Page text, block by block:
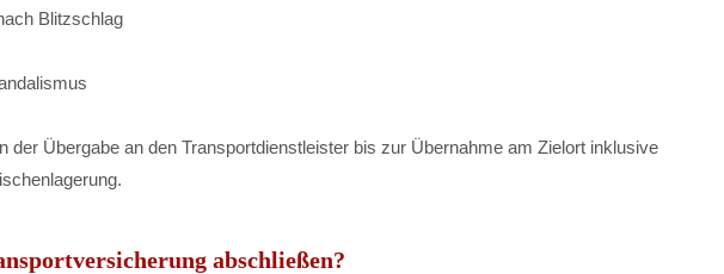
Blitzschlag
der Übergabe an den Transportdienstleister bis zur Übernahme am Zielort inklusive
abschließen?